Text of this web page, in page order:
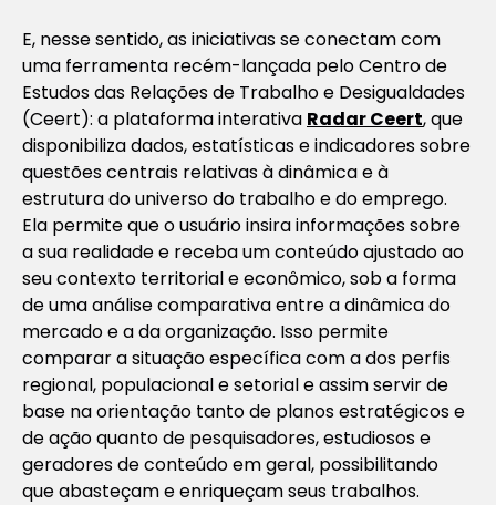
E, nesse sentido, as iniciativas se conectam com
uma ferramenta recém-lançada pelo Centro de
Estudos das Relações de Trabalho e Desigualdades
(Ceert): a plataforma interativa Radar Ceert, que
disponibiliza dados, estatísticas e indicadores sobre
questões centrais relativas à dinâmica e à
estrutura do universo do trabalho e do emprego.
Ela permite que o usuário insira informações sobre
a sua realidade e receba um conteúdo ajustado ao
seu contexto territorial e econômico, sob a forma
de uma análise comparativa entre a dinâmica do
mercado e a da organização. Isso permite
comparar a situação específica com a dos perfis
regional, populacional e setorial e assim servir de
base na orientação tanto de planos estratégicos e
de ação quanto de pesquisadores, estudiosos e
geradores de conteúdo em geral, possibilitando
que abasteçam e enriqueçam seus trabalhos.